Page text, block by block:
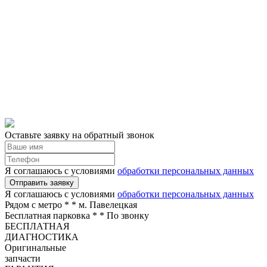
Оставьте заявку на обратный звонок
Я соглашаюсь с условиями обработки персональных данных
Отправить заявку
Я соглашаюсь с условиями обработки персональных данных
Рядом с метро * * м. Павелецкая
Бесплатная парковка * * По звонку
БЕСПЛАТНАЯ
ДИАГНОСТИКА
Оригинальные
запчасти